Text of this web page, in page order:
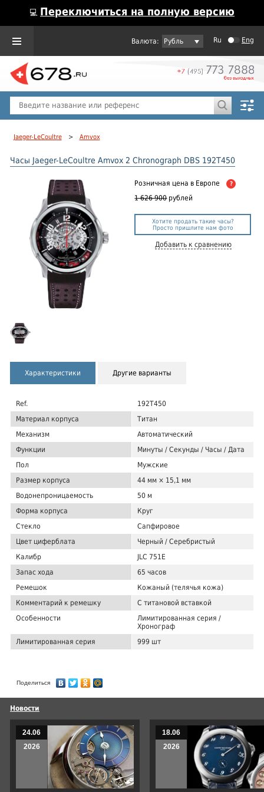
💻 Переключиться на полную версию
Рубль Ru Eng
Jaeger-LeCoultre > Amvox
Часы Jaeger-LeCoultre Amvox 2 Chronograph DBS 192T450
Розничная цена в Европе ?
1 626 900 рублей
Хотите продать такие часы?
Просто пришлите нам фото
Добавить к сравнению
Характеристики Другие варианты
Ref.
192T450
Материал корпуса
Титан
Механизм
Автоматический
Функции
Минуты / Секунды / Часы / Дата
Пол
Мужские
Размер корпуса
44 мм × 15,1 мм
Водонепроницаемость
50 м
Форма корпуса
Круг
Стекло
Сапфировое
Цвет циферблата
Черный / Серебристый
Калибр
JLC 751E
Запас хода
65 часов
Ремешок
Кожаный (телячья кожа)
Комментарий к ремешку
С титановой вставкой
Особенности
Лимитированная серия /
Хронограф
Лимитированная серия
999 шт
Поделиться
Новости
24.06
2026
18.06
2026